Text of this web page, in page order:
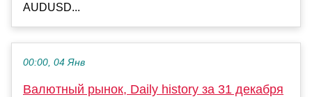
AUDUSD...
00:00, 04 Янв
Валютный рынок, Daily history за 31 декабря